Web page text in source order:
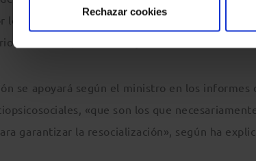
Rechazar cookies
los jueces competentes», y esta decisión no
de Justicia, sino de los jueces.
se apoyará según el ministro en los
«que son los que
garantizar la resocialización», según ha